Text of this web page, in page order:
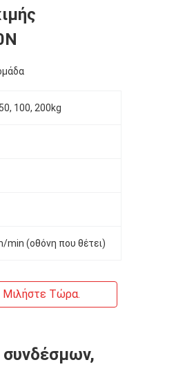
100, 200kg
min (οθόνη που θέτει)
Μιλήστε Τώρα.
συνδέσμων,